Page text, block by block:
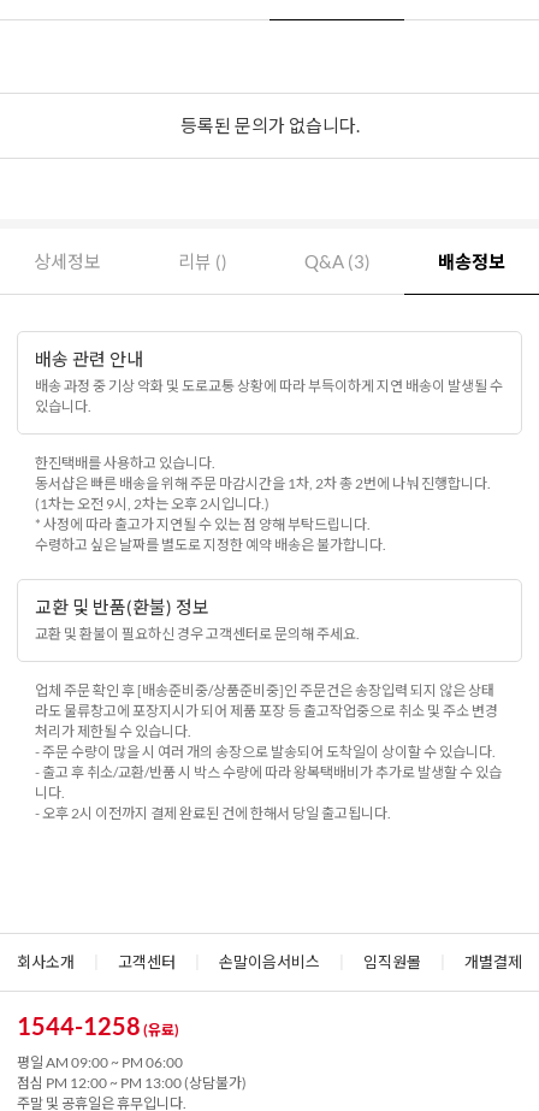
등록된 문의가 없습니다.
상세정보 리뷰 () Q&A (3) 배송정보
배송 관련 안내
배송 과정 중 기상 악화 및 도로교통 상황에 따라 부득이하게 지연 배송이 발생될 수
있습니다.
한진택배를 사용하고 있습니다.
동서샵은 빠른 배송을 위해 주문 마감시간을 1차, 2차 총 2번에 나눠 진행합니다.
(1차는 오전 9시, 2차는 오후 2시입니다.)
* 사정에 따라 출고가 지연될 수 있는 점 양해 부탁드립니다.
수령하고 싶은 날짜를 별도로 지정한 예약 배송은 불가합니다.
교환 및 반품(환불) 정보
교환 및 환불이 필요하신 경우 고객센터로 문의해 주세요.
업체 주문 확인 후 [배송준비중/상품준비중]인 주문건은 송장입력 되지 않은 상태
라도 물류창고에 포장지시가 되어 제품 포장 등 출고작업중으로 취소 및 주소 변경
처리가 제한될 수 있습니다.
- 주문 수량이 많을 시 여러 개의 송장으로 발송되어 도착일이 상이할 수 있습니다.
- 출고 후 취소/교환/반품 시 박스 수량에 따라 왕복택배비가 추가로 발생할 수 있습
니다.
- 오후 2시 이전까지 결제 완료된 건에 한해서 당일 출고됩니다.
회사소개 고객센터 손말이음서비스 임직원몰 개별결제
1544-1258 (유료)
평일 AM 09:00 ~ PM 06:00
점심 PM 12:00 ~ PM 13:00 (상담불가)
주말 및 공휴일은 휴무입니다.